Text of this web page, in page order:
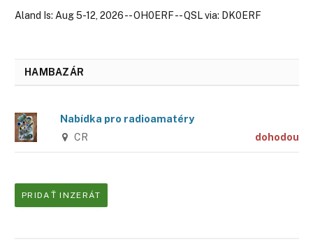
Aland Is: Aug 5-12, 2026 -- OH0ERF -- QSL via: DK0ERF
HAMBAZÁR
Nabídka pro radioamatéry
CR dohodou
PRIDAŤ INZERÁT